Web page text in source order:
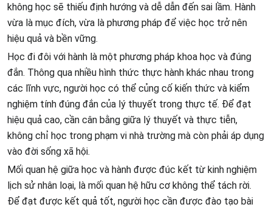
không học sẽ thiếu định hướng và dễ dẫn đến sai lầm. Hành
vừa là mục đích, vừa là phương pháp để việc học trở nên
hiệu quả và bền vững.
Học đi đôi với hành là một phương pháp khoa học và đúng
đắn. Thông qua nhiều hình thức thực hành khác nhau trong
các lĩnh vực, người học có thể củng cố kiến thức và kiểm
nghiệm tính đúng đắn của lý thuyết trong thực tế. Để đạt
hiệu quả cao, cần cân bằng giữa lý thuyết và thực tiễn,
không chỉ học trong phạm vi nhà trường mà còn phải áp dụng
vào đời sống xã hội.
Mối quan hệ giữa học và hành được đúc kết từ kinh nghiệm
lịch sử nhân loại, là mối quan hệ hữu cơ không thể tách rời.
Để đạt được kết quả tốt, người học cần được đào tạo bài